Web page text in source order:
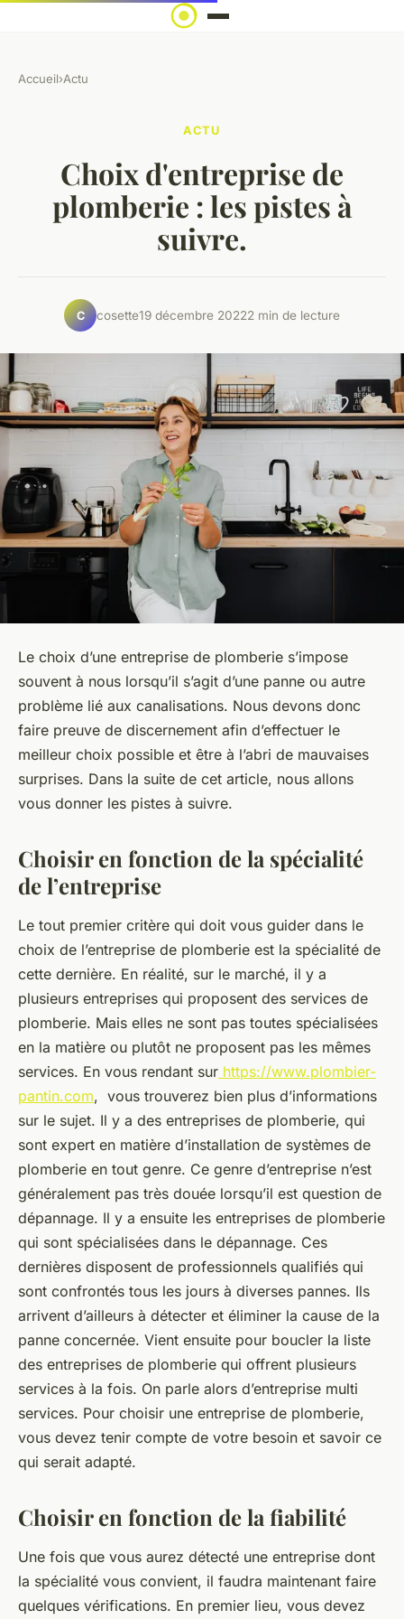
Accueil›Actu
ACTU
Choix d'entreprise de
plomberie : les pistes à
suivre.
C cosette19 décembre 20222 min de lecture
Le choix d’une entreprise de plomberie s’impose
souvent à nous lorsqu’il s’agit d’une panne ou autre
problème lié aux canalisations. Nous devons donc
faire preuve de discernement afin d’effectuer le
meilleur choix possible et être à l’abri de mauvaises
surprises. Dans la suite de cet article, nous allons
vous donner les pistes à suivre.
Choisir en fonction de la spécialité
de l’entreprise
Le tout premier critère qui doit vous guider dans le
choix de l’entreprise de plomberie est la spécialité de
cette dernière. En réalité, sur le marché, il y a
plusieurs entreprises qui proposent des services de
plomberie. Mais elles ne sont pas toutes spécialisées
en la matière ou plutôt ne proposent pas les mêmes
services. En vous rendant sur https://www.plombier-
pantin.com, vous trouverez bien plus d’informations
sur le sujet. Il y a des entreprises de plomberie, qui
sont expert en matière d’installation de systèmes de
plomberie en tout genre. Ce genre d’entreprise n’est
généralement pas très douée lorsqu’il est question de
dépannage. Il y a ensuite les entreprises de plomberie
qui sont spécialisées dans le dépannage. Ces
dernières disposent de professionnels qualifiés qui
sont confrontés tous les jours à diverses pannes. Ils
arrivent d’ailleurs à détecter et éliminer la cause de la
panne concernée. Vient ensuite pour boucler la liste
des entreprises de plomberie qui offrent plusieurs
services à la fois. On parle alors d’entreprise multi
services. Pour choisir une entreprise de plomberie,
vous devez tenir compte de votre besoin et savoir ce
qui serait adapté.
Choisir en fonction de la fiabilité
Une fois que vous aurez détecté une entreprise dont
la spécialité vous convient, il faudra maintenant faire
quelques vérifications. En premier lieu, vous devez